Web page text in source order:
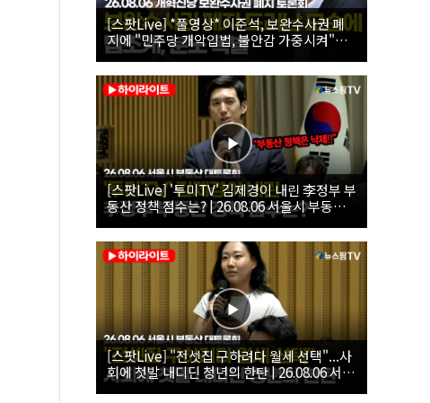
[스팟Live] *풀영상* 이준석, 보완수사권 폐
지에 "민주당 개악입법, 불안감 가중시켜"｜
26.08.06 개혁신당 보완수사권 폐지 토론회
[스팟Live] '투미TV' 김제경이 내린 李정부 부
동산 정책 점수는? | 26.08.06 서울시 부동산
대토론회
[스팟Live] "전셋집 구하려다 월세 선택"...사
회에 첫발 내디딘 청년의 한탄 | 26.08.06 서울
시 부동산 대토론회